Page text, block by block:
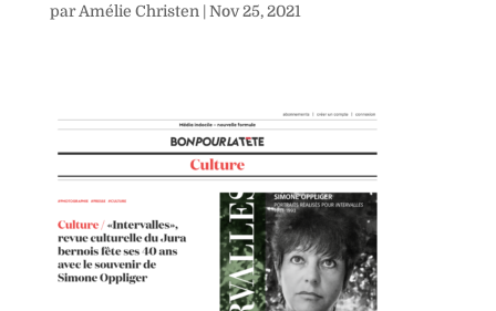
parAmélie Christen | Nov 25, 2021